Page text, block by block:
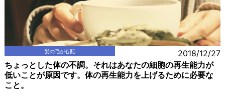
髪の毛が心配 2018/12/27
ちょっとした体の不調。それはあなたの細胞の再生能力が
低いことが原因です。体の再生能力を上げるために必要な
こと。